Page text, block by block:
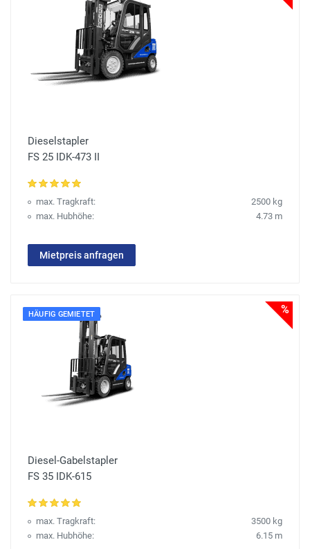
Dieselstapler
FS 25 IDK-473 II
max. Tragkraft:
2500 kg
max. Hubhöhe:
4.73 m
Mietpreis anfragen
HÄUFIG GEMIETET %
Diesel-Gabelstapler
FS 35 IDK-615
max. Tragkraft:
3500 kg
max. Hubhöhe:
6.15 m